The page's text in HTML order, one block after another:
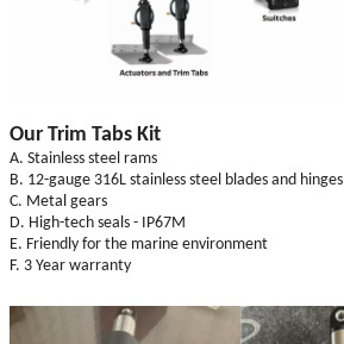
Our Trim Tabs Kit
A. Stainless steel rams
B. 12-gauge 316L stainless steel blades and hinges
C. Metal gears
D. High-tech seals - IP67M
E. Friendly for the marine environment
F. 3 Year warranty